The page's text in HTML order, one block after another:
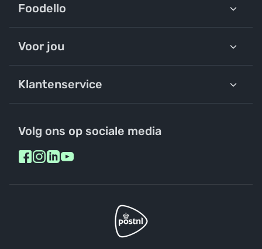
Foodello
Voor jou
Klantenservice
Volg ons op sociale media